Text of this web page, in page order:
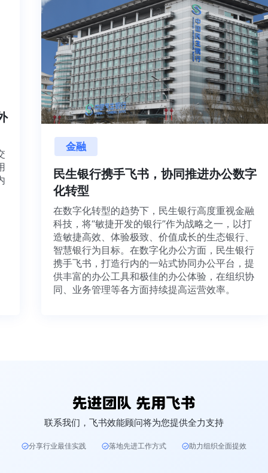
外
交
用
内
金融
民生银行携手飞书，协同推进办公数
化转型
在数字化转型的趋势下，民生银行高度重视金
科技，将“敏捷开发的银行”作为战略之一，以打
造敏捷高效、体验极致、价值成长的生态银行
智慧银行为目标。在数字化办公方面，民生银
携手飞书，打造行内的一站式协同办公平台，
供丰富的办公工具和极佳的办公体验，在组织
同、业务管理等各方面持续提高运营效率。
联系我们，飞书效能顾问将为您提供全力支持
分享行业最佳实践 落地先进工作方式 助力组织全面提效